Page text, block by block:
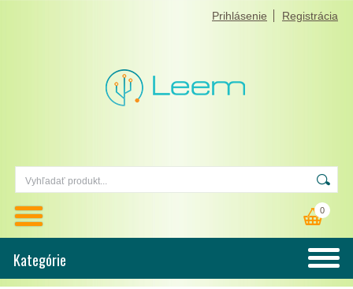
Prihlásenie Registrácia
0
Kategórie